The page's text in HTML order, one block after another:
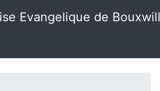
Evangelique de